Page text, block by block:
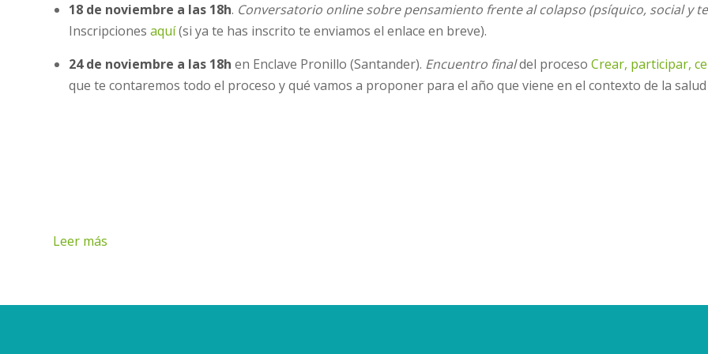
18 de noviembre a las 18h. Conversatorio online sobre pensamiento frente al colapso (psíquico, social y
Inscripciones aquí(si ya te has inscrito te enviamos el enlace en breve).
24 de noviembre a las 18h en Enclave Pronillo (Santander). Encuentro finaldel proceso Crear, participar,
que te contaremos todo el proceso y qué vamos a proponer para el año que viene en el contexto de la
Leer más